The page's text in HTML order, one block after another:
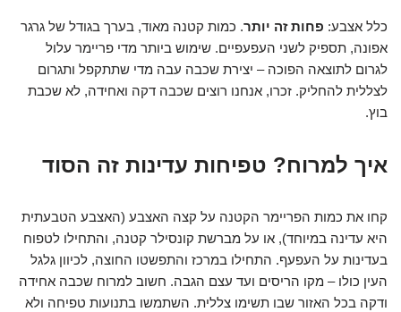
כלל אצבע: פחות זה יותר. כמות קטנה מאוד, בערך בגודל של גרגר
אפונה, תספיק לשני העפעפיים. שימוש ביותר מדי פריימר עלול
לגרום לתוצאה הפוכה – יצירת שכבה עבה מדי שתתקפל ותגרום
לצללית להחליק. זכרו, אנחנו רוצים שכבה דקה ואחידה, לא שכבת
בוץ.
איך למרוח? טפיחות עדינות זה הסוד
קחו את כמות הפריימר הקטנה על קצה האצבע (האצבע הטבעתית
היא עדינה במיוחד), או על מברשת קונסילר קטנה, והתחילו לטפוח
בעדינות על העפעף. התחילו במרכז והתפשטו החוצה, לכיוון גלגל
העין כולו – מקו הריסים ועד עצם הגבה. חשוב למרוח שכבה אחידה
ודקה בכל האזור שבו תשימו צללית. השתמשו בתנועות טפיחה ולא